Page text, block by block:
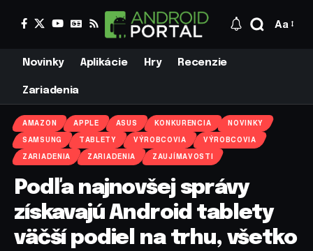
Aa
Novinky Aplikácie Hry Recenzie
Zariadenia
AMAZON APPLE ASUS KONKURENCIA NOVINKY
SAMSUNG TABLETY VÝROBCOVIA VÝROBCOVIA
ZARIADENIA ZARIADENIA ZAUJÍMAVOSTI
Podľa najnovšej správy
získavajú Android tablety
väčší podiel na trhu, všetko